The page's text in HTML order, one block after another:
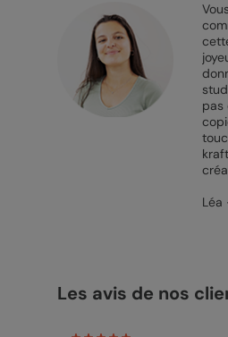
pas
Léa
Les avis de nos